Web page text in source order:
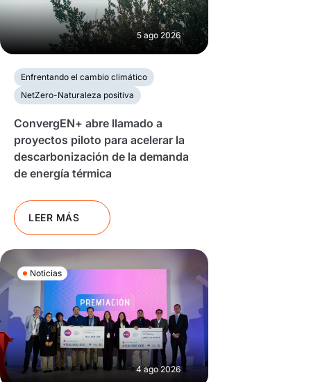
5 ago 2026
Enfrentando el cambio climático
NetZero-Naturaleza positiva
ConvergEN+ abre llamado a
proyectos piloto para acelerar la
descarbonización de la demanda
de energía térmica
LEER MÁS
Noticias
4 ago 2026